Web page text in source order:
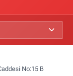
No:15 B